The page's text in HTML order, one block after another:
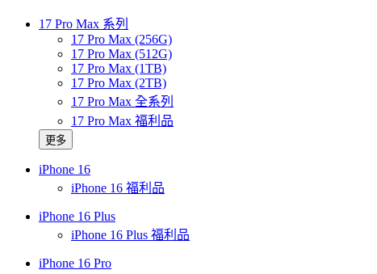
17 Pro Max 系列
17 Pro Max (256G)
17 Pro Max (512G)
17 Pro Max (1TB)
17 Pro Max (2TB)
17 Pro Max 全系列
17 Pro Max 福利品
更多
iPhone 16
iPhone 16 福利品
iPhone 16 Plus
iPhone 16 Plus 福利品
iPhone 16 Pro